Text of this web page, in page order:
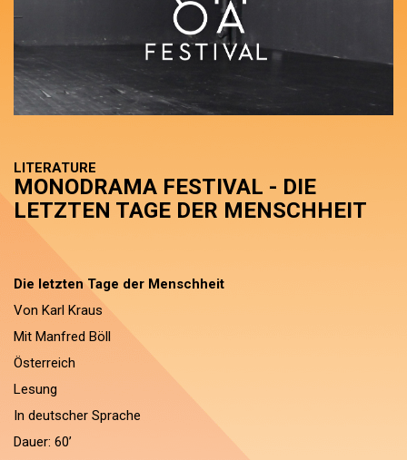
LITERATURE
MONODRAMA FESTIVAL - DIE
LETZTEN TAGE DER MENSCHHEIT
Die letzten Tage der Menschheit
Von Karl Kraus
Mit Manfred Böll
Österreich
Lesung
In deutscher Sprache
Dauer: 60’